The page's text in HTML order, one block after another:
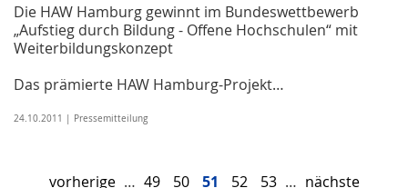
Die HAW Hamburg gewinnt im Bundeswettbewerb
„Aufstieg durch Bildung - Offene Hochschulen“ mit
Weiterbildungskonzept
Das prämierte HAW Hamburg-Projekt…
24.10.2011 | Pressemitteilung
vorherige … 49 50 51 52 53 … nächste